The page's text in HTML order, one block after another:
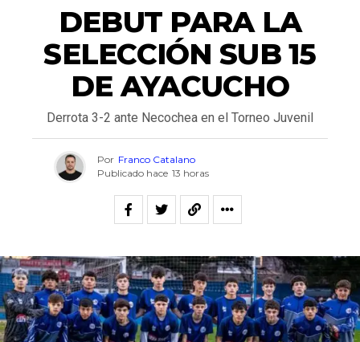
DEBUT PARA LA
SELECCIÓN SUB 15
DE AYACUCHO
Derrota 3-2 ante Necochea en el Torneo Juvenil
Por Franco Catalano
Publicado hace 13 horas